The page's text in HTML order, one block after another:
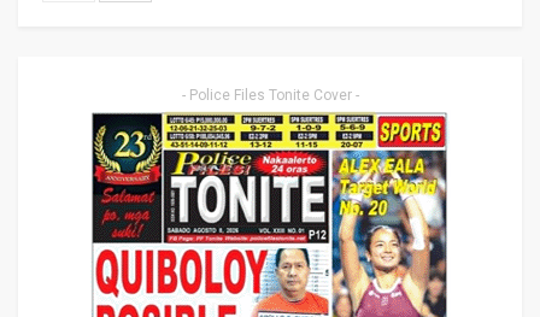
- Police Files Tonite Cover -